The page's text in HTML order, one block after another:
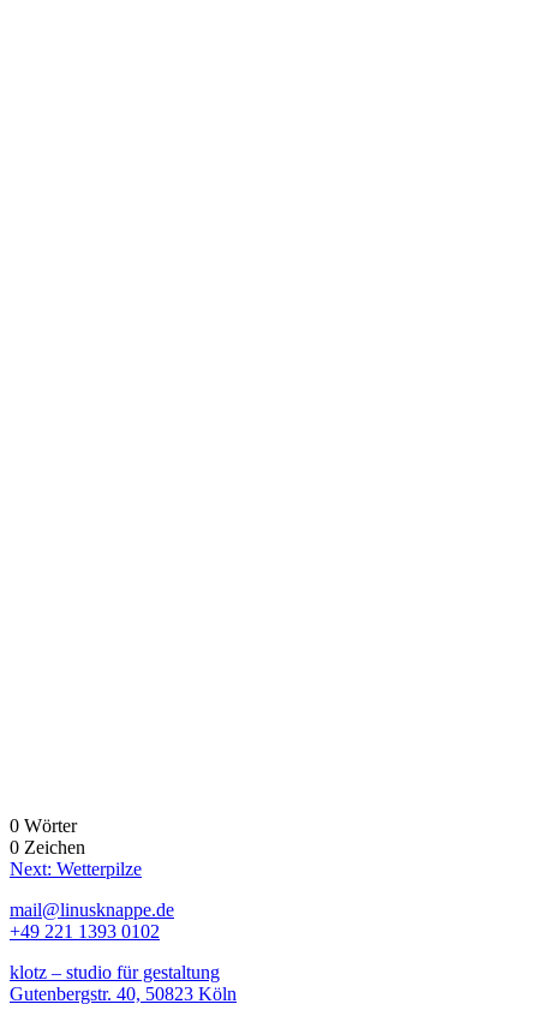
0 Wörter
0 Zeichen
Beitragsnavigation
Next: Wetterpilze
mail@linusknappe.de
+49 221 1393 0102
klotz – studio für gestaltung
Gutenbergstr. 40, 50823 Köln